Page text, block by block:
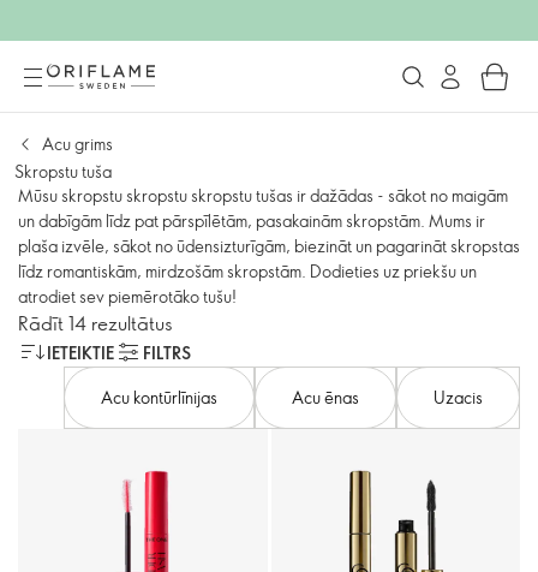
Acu grims
Skropstu tuša
Mūsu skropstu skropstu skropstu tušas ir dažādas - sākot no maigām
un dabīgām līdz pat pārspīlētām, pasakainām skropstām. Mums ir
plaša izvēle, sākot no ūdensizturīgām, biezināt un pagarināt skropstas
līdz romantiskām, mirdzošām skropstām. Dodieties uz priekšu un
atrodiet sev piemērotāko tušu!
Rādīt 14 rezultātus
IETEIKTIE
FILTRS
Acu kontūrlīnijas
Acu ēnas Uzacis